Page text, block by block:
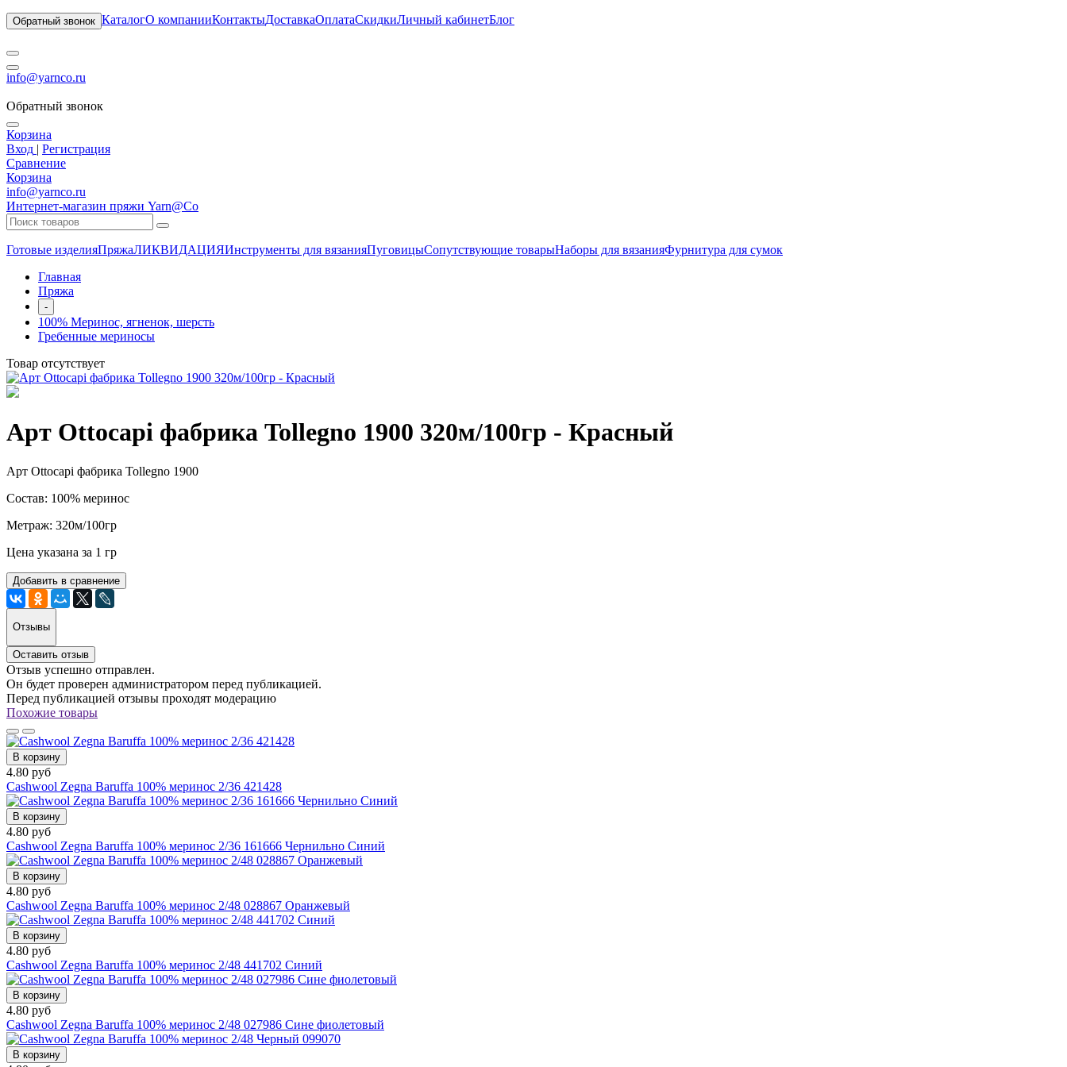
Обратный звонок КаталогО компанииКонтактыДоставкаОплатаСкидкиЛичный кабинетБлог
info@yarnco.ru
Обратный звонок
Корзина
Вход | Регистрация
Сравнение
Корзина
info@yarnco.ru
Интернет-магазин пряжи Yarn@Co
Готовые изделияПряжаЛИКВИДАЦИЯИнструменты для вязанияПуговицыСопутствующие товарыНаборы для вязанияФурнитура для сумок
Главная
Пряжа
-
100% Меринос, ягненок, шерсть
Гребенные мериносы
Товар отсутствует
Арт Ottocapi фабрика Tollegno 1900 320м/100гр - Красный
Арт Ottocapi фабрика Tollegno 1900
Состав: 100% меринос
Метраж: 320м/100гр
Цена указана за 1 гр
Добавить в сравнение
Отзывы
Оставить отзыв
Отзыв успешно отправлен.
Он будет проверен администратором перед публикацией.
Перед публикацией отзывы проходят модерацию
Похожие товары
В корзину
4.80 руб
Cashwool Zegna Baruffa 100% меринос 2/36 421428
В корзину
4.80 руб
Cashwool Zegna Baruffa 100% меринос 2/36 161666 Чернильно Синий
В корзину
4.80 руб
Cashwool Zegna Baruffa 100% меринос 2/48 028867 Оранжевый
В корзину
4.80 руб
Cashwool Zegna Baruffa 100% меринос 2/48 441702 Синий
В корзину
4.80 руб
Cashwool Zegna Baruffa 100% меринос 2/48 027986 Сине фиолетовый
В корзину